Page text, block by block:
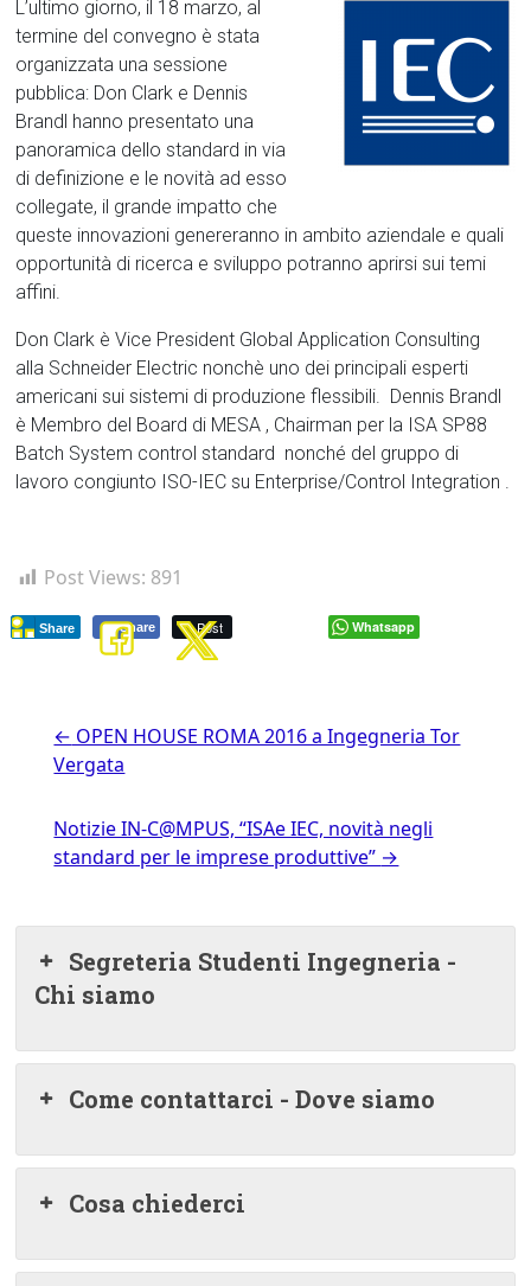
L’ultimo giorno, il 18 marzo, al
termine del convegno è stata
organizzata una sessione
pubblica: Don Clark e Dennis
Brandl hanno presentato una
panoramica dello standard in via
di definizione e le novità ad esso
collegate, il grande impatto che
queste innovazioni genereranno in ambito aziendale e quali
opportunità di ricerca e sviluppo potranno aprirsi sui temi
affini.
Don Clark è Vice President Global Application Consulting
alla Schneider Electric nonchè uno dei principali esperti
americani sui sistemi di produzione flessibili. Dennis Brandl
è Membro del Board di MESA , Chairman per la ISA SP88
Batch System control standard nonché del gruppo di
lavoro congiunto ISO-IEC su Enterprise/Control Integration .
Post Views: 891
Share Post
Share Whatsapp
← OPEN HOUSE ROMA 2016 a Ingegneria Tor
Vergata
Notizie IN-C@MPUS, “ISAe IEC, novità negli
standard per le imprese produttive” →
Segreteria Studenti Ingegneria -
Chi siamo
Come contattarci - Dove siamo
Cosa chiederci